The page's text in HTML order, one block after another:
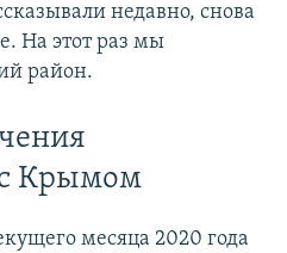
недавно, снова
На этот раз мы
район.
Крымом
месяца 2020 года